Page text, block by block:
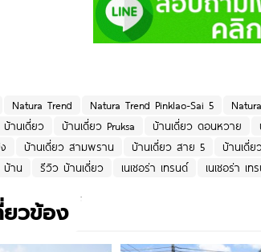
Natura Trend Natura Trend Pinklao-Sai 5
บ้านเดี่ยว บ้านเดี่ยว Pruksa บ้านเดี่ยว ดอนหวาย
บ้านเดี่ยว สามพราน บ้านเดี่ยว สาย 5 บ้านเดี่ย
าน รีวิว บ้านเดี่ยว เนเชอร่า เทรนด์ เนเชอร่า เ
ยวข้อง